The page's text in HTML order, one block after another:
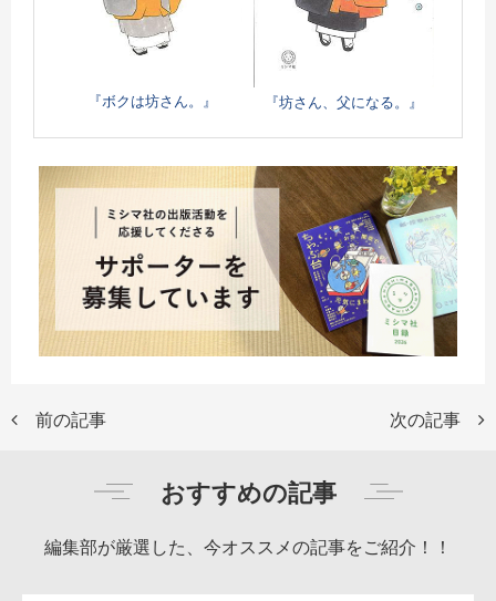
『ボクは坊さん。』 『坊さん、父になる。』
前の記事 次の記事
おすすめの記事
編集部が厳選した、今オススメの記事をご紹介！！